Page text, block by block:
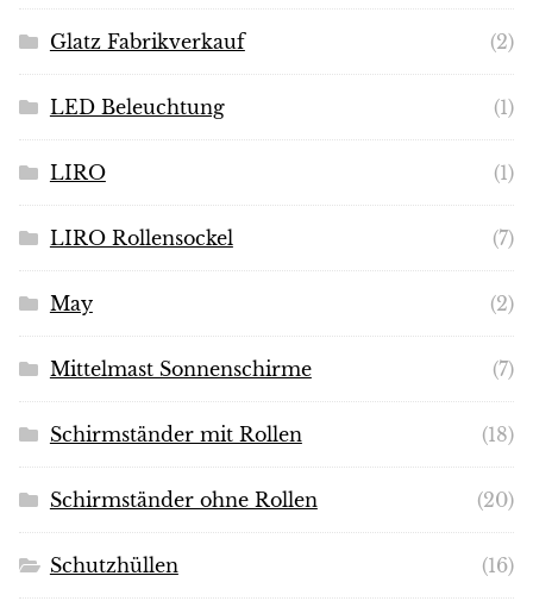
Glatz Fabrikverkauf (2)
LED Beleuchtung (1)
LIRO (1)
LIRO Rollensockel (7)
May (2)
Mittelmast Sonnenschirme (7)
Schirmständer mit Rollen (18)
Schirmständer ohne Rollen (20)
Schutzhüllen (16)